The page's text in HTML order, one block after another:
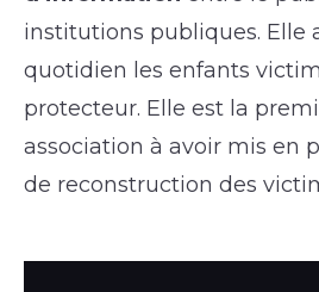
institutions publiques. Elle
quotidien les enfants
protecteur. Elle est la
association à avoir mis en
de reconstruction des